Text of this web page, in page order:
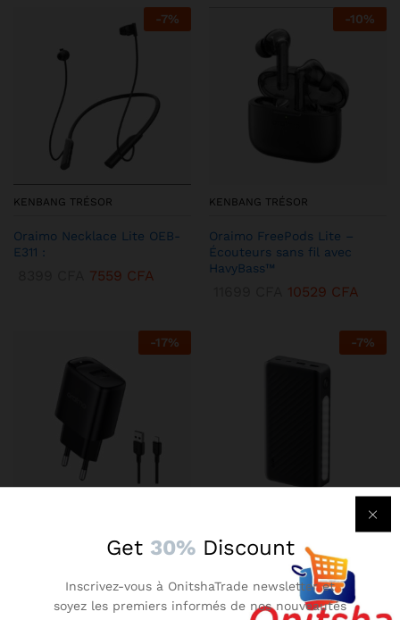
-7%
KENBANG TRÉSOR
Oraimo Necklace Lite OEB-
E311 :
7559 CFA
-10%
KENBANG TRÉSOR
Oraimo FreePods Lite –
Écouteurs sans fil avec
HavyBass™
10529 CFA
-17%
Chargeur Mural Oraimo 2A –
AniFast™
2899CFA 2609CFA
-7%
Oraimo Traveler 3 Lit –
Batterie Externe 27000 mAh
Ultra-Puissante
14899CFA 13409CFA
Get 30% Discount
Inscrivez-vous à OnitshaTrade newsletter et
soyez les premiers informés de nos nouveautés